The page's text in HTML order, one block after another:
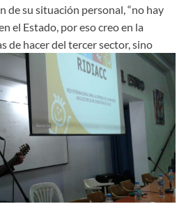
de su situación personal, “no hay
el Estado, por eso creo en la
de hacer del tercer sector, sino